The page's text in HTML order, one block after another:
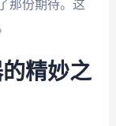
那份期待。这
精妙之